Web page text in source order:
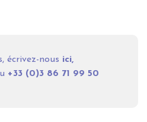
écrivez-nous ici,
+33 (0)3 86 71 99 50